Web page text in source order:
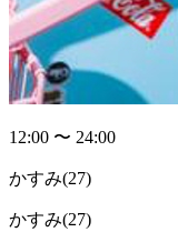
12:00 〜 24:00
かすみ(27)
かすみ(27)